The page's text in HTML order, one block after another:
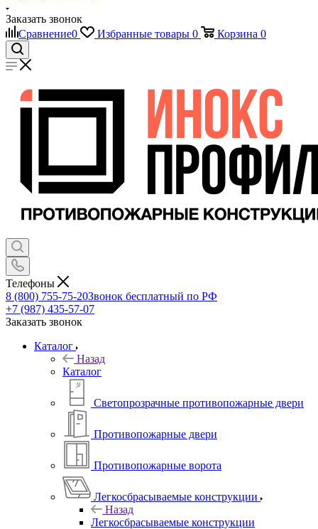
Заказать звонок
Сравнение0 Избранные товары 0 Корзина 0
Телефоны
8 (800) 755-75-20Звонок бесплатный по РФ
+7 (987) 435-57-07
Заказать звонок
Каталог
Назад
Каталог
Светопрозрачные противопожарные двери
Противопожарные двери
Противопожарные ворота
Легкосбрасываемые конструкции
Назад
Легкосбрасываемые конструкции